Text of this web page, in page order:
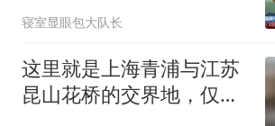
寝室显眼包大队长
这里就是上海青浦与江苏
昆山花桥的交界地，仅仅